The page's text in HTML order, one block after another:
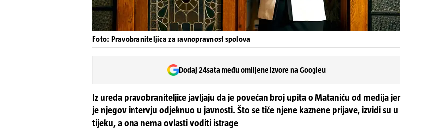
Foto: Pravobraniteljica za ravnopravnost spolova
Dodaj 24sata među omiljene izvore na Googleu
Iz ureda pravobraniteljice javljaju da je povećan broj upita o Mataniću od medija jer
je njegov intervju odjeknuo u javnosti. Što se tiče njene kaznene prijave, izvidi su u
tijeku, a ona nema ovlasti voditi istrage